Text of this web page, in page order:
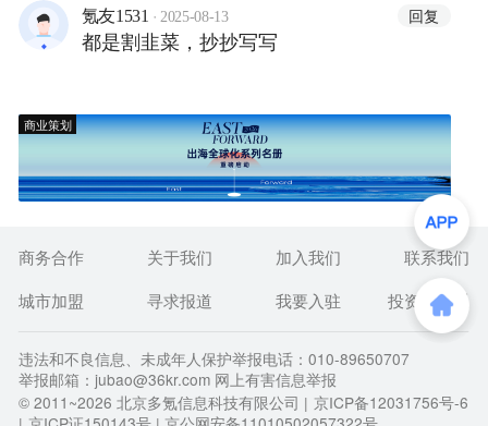
氪友1531 · 2025-08-13 回复
都是割韭菜，抄抄写写
商业策划
商务合作 关于我们 加入我们
联系我们
城市加盟
寻求报道 我要入驻 投资者关系
违法和不良信息、未成年人保护举报电话：010-89650707
举报邮箱：jubao@36kr.com 网上有害信息举报
© 2011~2026 北京多氪信息科技有限公司 | 京ICP备12031756号-6